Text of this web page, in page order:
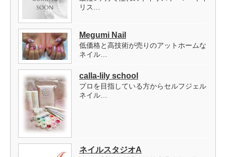
リス…
Megumi Nail
低価格と高技術が売りのアットホームな
ネイル…
calla-lily school
プロを目指している方からセルフジェル
ネイル…
ネイルスタジオA